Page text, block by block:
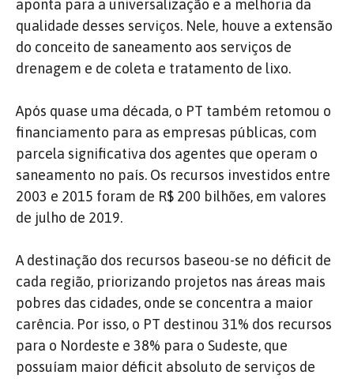
aponta para a universalização e a melhoria da
qualidade desses serviços. Nele, houve a extensão
do conceito de saneamento aos serviços de
drenagem e de coleta e tratamento de lixo.
Após quase uma década, o PT também retomou o
financiamento para as empresas públicas, com
parcela significativa dos agentes que operam o
saneamento no país. Os recursos investidos entre
2003 e 2015 foram de R$ 200 bilhões, em valores
de julho de 2019.
A destinação dos recursos baseou-se no déficit de
cada região, priorizando projetos nas áreas mais
pobres das cidades, onde se concentra a maior
carência. Por isso, o PT destinou 31% dos recursos
para o Nordeste e 38% para o Sudeste, que
possuíam maior déficit absoluto de serviços de